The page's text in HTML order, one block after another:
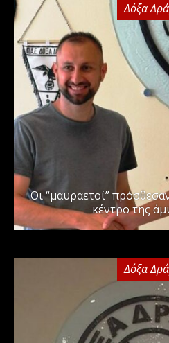
Δόξα
Οι “μαυραετοί”
κέντρο της
Δόξα